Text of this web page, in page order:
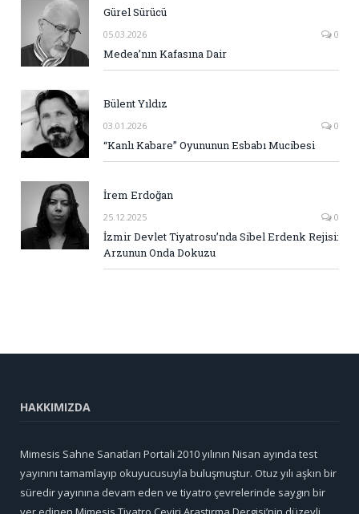
Gürel Sürücü
05.03.2026 0
Medea’nın Kafasına Dair
Bülent Yıldız
03.01.2026 0
“Kanlı Kabare” Oyununun Esbabı Mucibesi
İrem Erdoğan
25.12.2025 0
İzmir Devlet Tiyatrosu’nda Sibel Erdenk Rejisi:
Arzunun Onda Dokuzu
HAKKIMIZDA
Mimesis Sahne Sanatları Portali 2010 yılının Nisan ayında test
yayınını tamamlayıp okuyucusuyla buluşmuştur. Otuz yılı aşkın bir
süredir yayınına devam eden ve tiyatro çevrelerinde saygın bir